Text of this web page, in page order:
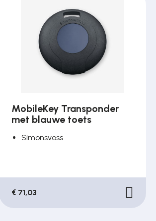
MobileKey Transponder
met blauwe toets
Simonsvoss
€ 71,03